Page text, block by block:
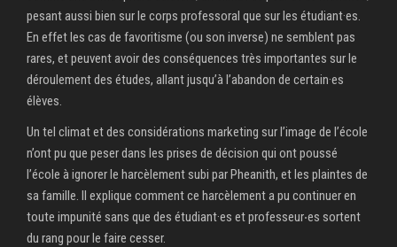
pesant aussi bien sur le corps professoral que sur les étudiant·es.
En effet les cas de favoritisme (ou son inverse) ne semblent pas
rares, et peuvent avoir des conséquences très importantes sur le
déroulement des études, allant jusqu’à l’abandon de certain·es
élèves.
Un tel climat et des considérations marketing sur l’image de l’école
n’ont pu que peser dans les prises de décision qui ont poussé
l’école à ignorer le harcèlement subi par Pheanith, et les plaintes de
sa famille. Il explique comment ce harcèlement a pu continuer en
toute impunité sans que des étudiant·es et professeur‧es sortent
du rang pour le faire cesser.